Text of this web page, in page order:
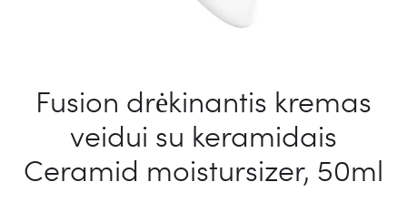
Fusion drėkinantis kremas
veidui su keramidais
Ceramid moistursizer, 50ml